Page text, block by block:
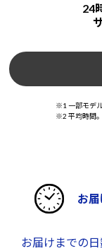
24
※1 一部モデ
※2 平均時間
お
お届けまでの